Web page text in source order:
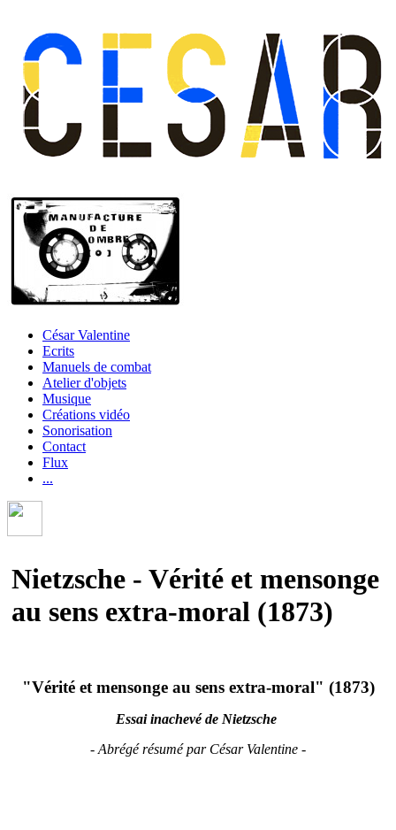
César Valentine
Ecrits
Manuels de combat
Atelier d'objets
Musique
Créations vidéo
Sonorisation
Contact
Flux
...
Nietzsche - Vérité et mensonge
au sens extra-moral (1873)
"Vérité et mensonge au sens extra-moral" (1873)
Essai inachevé de Nietzsche
- Abrégé résumé par César Valentine -